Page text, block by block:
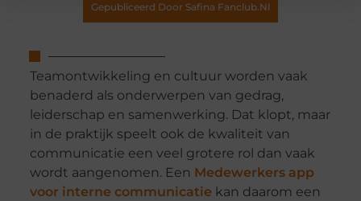
Gepubliceerd Door Safina Fanclub.nl
Teamontwikkeling en cultuur worden vaak
benaderd als onderwerpen van gedrag,
leiderschap en samenwerking. Dat klopt, maar
in de praktijk speelt ook de kwaliteit van
communicatie een veel grotere rol dan vaak
wordt aangenomen. Een Medewerkers app
voor interne communicatie kan daarom een